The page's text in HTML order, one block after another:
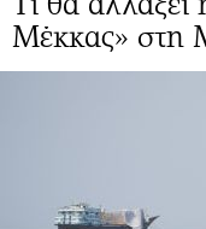
Μέκκας» στη